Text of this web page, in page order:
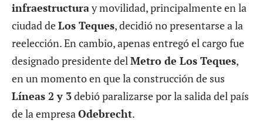
infraestructuray movilidad, principalmente en la
ciudad deLos Teques, decidió no presentarse a la
reelección. En cambio, apenas entregó el cargo fue
designado presidente del Metro de Los Teques,
en un momento en que la construcción de sus
Líneas 2 y 3debió paralizarse por la salida del país
de la empresa Odebrecht.